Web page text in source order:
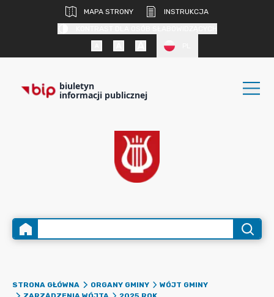
MAPA STRONY
INSTRUKCJA
biuletyn
informacji publicznej
STRONA GŁÓWNA ORGANY GMINY
WÓJT GMINY